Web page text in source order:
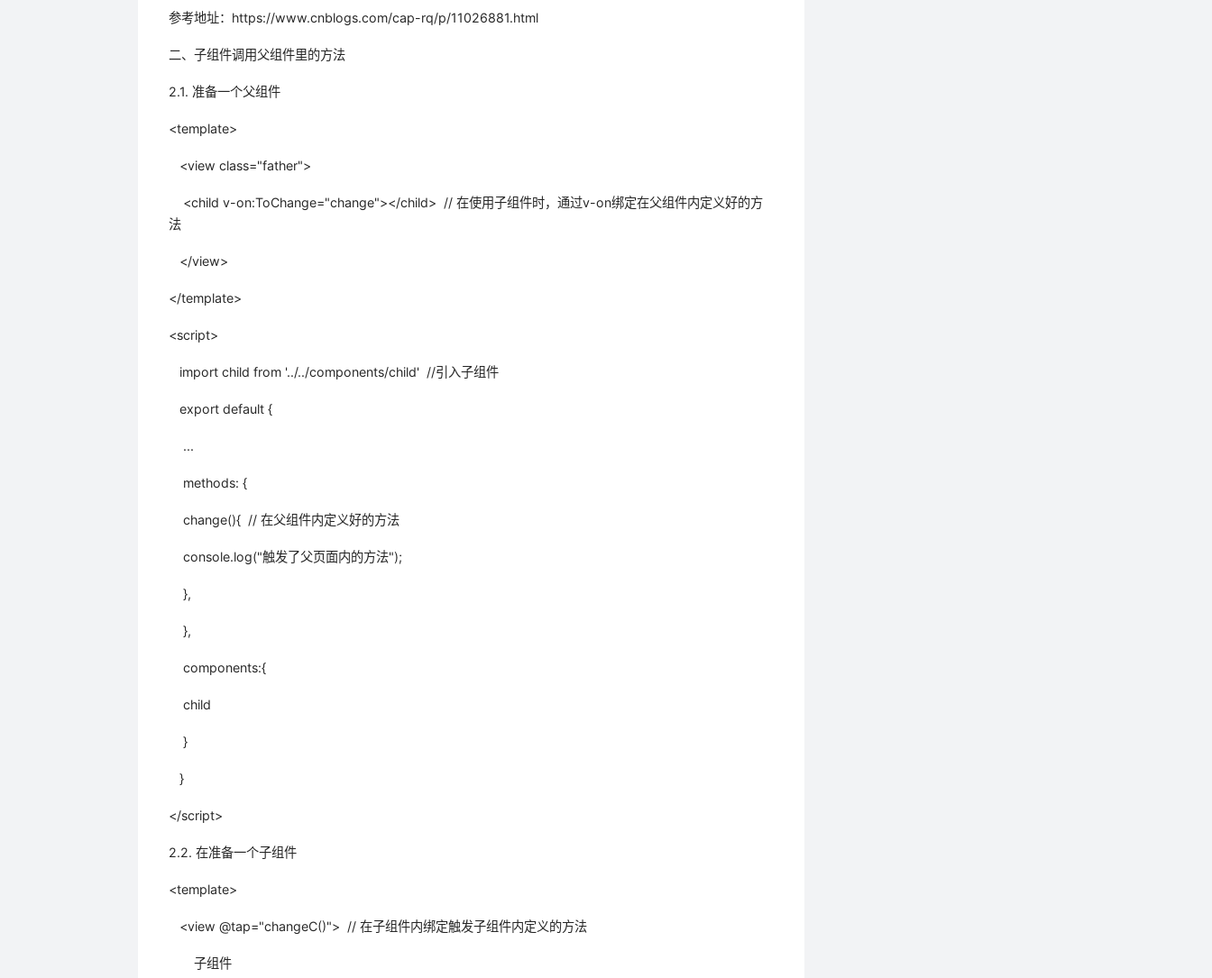
参考地址：https://www.cnblogs.com/cap-rq/p/11026881.html
二、子组件调用父组件里的方法
2.1. 准备一个父组件
<template>
<view class="father">
<child v-on:ToChange="change"></child> // 在使用子组件时，通过v-on绑定在父组件内定义好的方
法
</view>
</template>
<script>
import child from '../../components/child' //引入子组件
export default {
...
methods: {
change(){ // 在父组件内定义好的方法
console.log("触发了父页面内的方法");
},
},
components:{
child
}
}
</script>
2.2. 在准备一个子组件
<template>
<view @tap="changeC()"> // 在子组件内绑定触发子组件内定义的方法
子组件